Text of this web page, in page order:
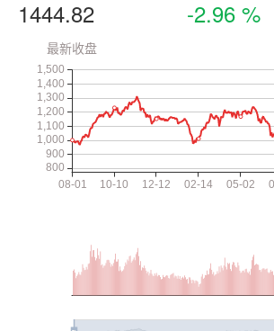
1444.82 -2.96 %